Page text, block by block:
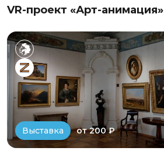
VR-проект «Арт-анимация»
Выставка от 200 ₽